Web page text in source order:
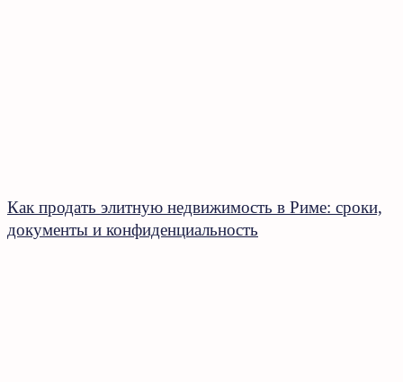
Как продать элитную недвижимость в Риме: сроки,
документы и конфиденциальность